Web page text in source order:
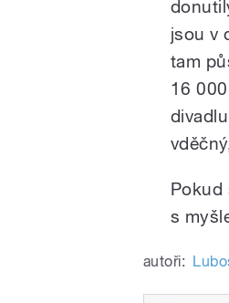
jsou v
tam
16
Pokud
s
autoři: